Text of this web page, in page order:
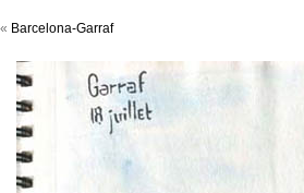
« Barcelona-Garraf